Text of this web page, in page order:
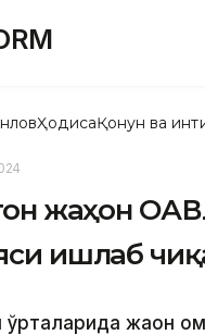
ҲодисаҚонун ва
жаҳон
ишлаб
ўрталарида жаҳон